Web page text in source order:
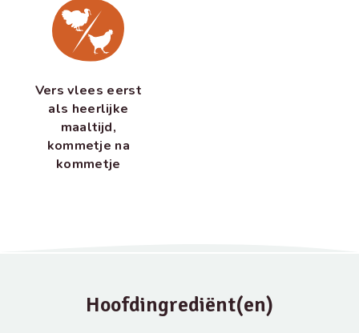
Vers vlees eerst
als heerlijke
maaltijd,
kommetje na
kommetje
Hoofdingrediënt(en)